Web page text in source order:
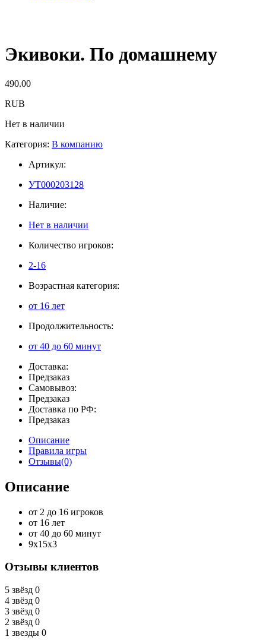
Экивоки. По домашнему
490.00
RUB
Нет в наличии
Категория: В компанию
Артикул:
УТ000203128
Наличие:
Нет в наличии
Количество игроков:
2-16
Возрастная категория:
от 16 лет
Продолжительность:
от 40 до 60 минут
Доставка:
Предзаказ
Самовывоз:
Предзаказ
Доставка по РФ:
Предзаказ
Описание
Правила игры
Отзывы(0)
Описание
от 2 до 16 игроков
от 16 лет
от 40 до 60 минут
9х15х3
Отзывы клиентов
5 звёзд 0
4 звёзд 0
3 звёзд 0
2 звёзд 0
1 звезды 0